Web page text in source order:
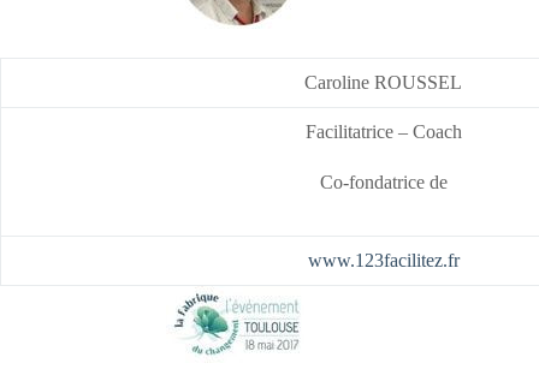
Caroline ROUSSEL
Facilitatrice – Coach
Co-fondatrice de
www.123facilitez.fr